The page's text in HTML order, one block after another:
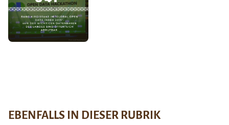
EBENFALLS IN DIESER RUBRIK